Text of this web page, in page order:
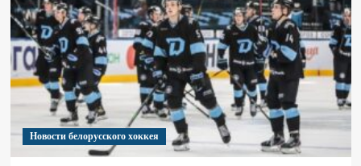
Новости белорусского хоккея